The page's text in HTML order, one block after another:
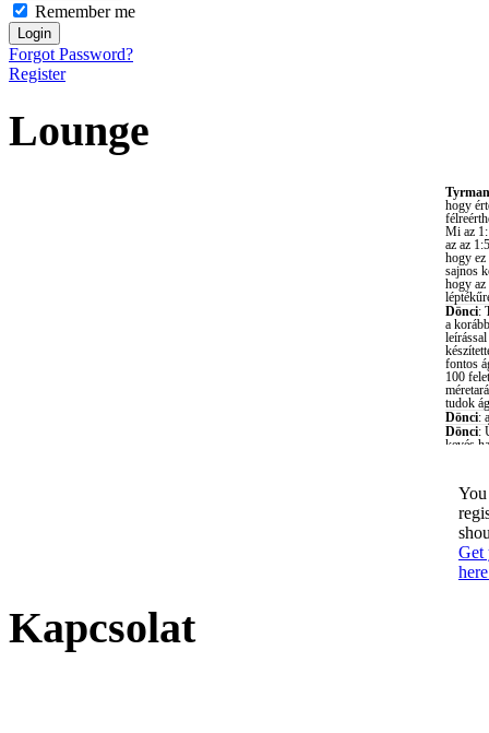
Remember me
Forgot Password?
Register
Lounge
You
Get
Kapcsolat